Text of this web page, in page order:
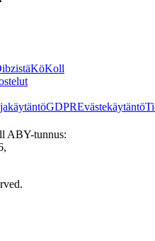
KöKoll
GDPREvästekäytäntö
ABY-tunnus:
,